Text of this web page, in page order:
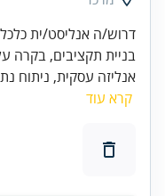
דרוש/ה אנליסט/ית
בניית תקציבים, בקרה
אנליזה עסקית, ניתוח
קרא עוד